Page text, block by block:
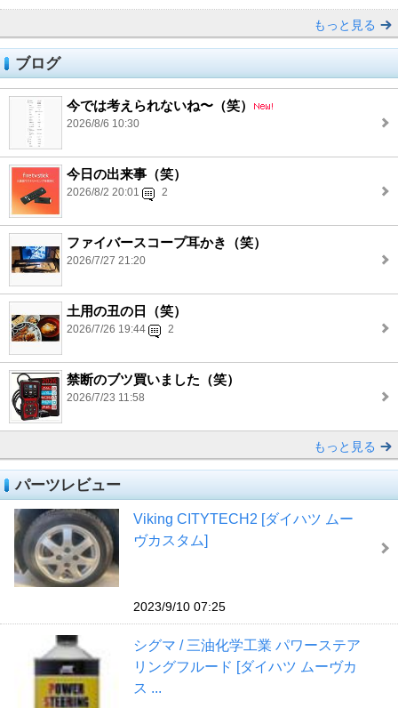
もっと見る
ブログ
今では考えられないね〜（笑）
2026/8/6 10:30
今日の出来事（笑）
2026/8/2 20:01 2
ファイバースコープ耳かき（笑）
2026/7/27 21:20
土用の丑の日（笑）
2026/7/26 19:44 2
禁断のブツ買いました（笑）
2026/7/23 11:58
もっと見る
パーツレビュー
Viking CITYTECH2 [ダイハツ ムー
ヴカスタム]
2023/9/10 07:25
シグマ / 三油化学工業 パワーステア
リングフルード [ダイハツ ムーヴカ
ス ...